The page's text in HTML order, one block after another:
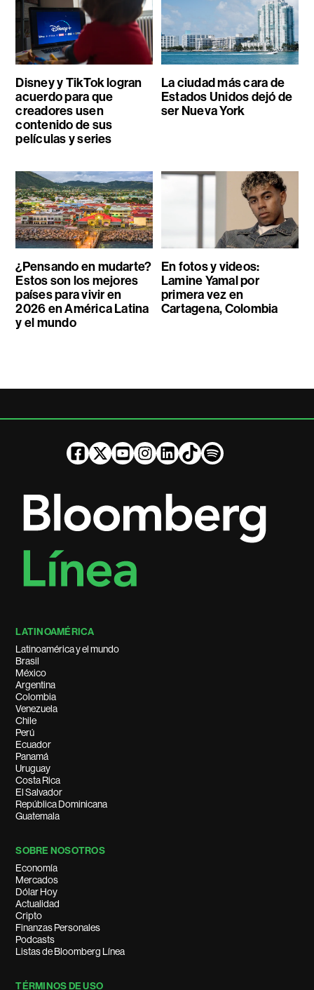
Disney y TikTok logran
acuerdo para que
creadores usen
contenido de sus
películas y series
La ciudad más cara de
Estados Unidos dejó de
ser Nueva York
¿Pensando en mudarte?
Estos son los mejores
países para vivir en
2026 en América Latina
y el mundo
En fotos y videos:
Lamine Yamal por
primera vez en
Cartagena, Colombia
LATINOAMÉRICA
Latinoamérica y el mundo
Brasil
México
Argentina
Colombia
Venezuela
Chile
Perú
Ecuador
Panamá
Uruguay
Costa Rica
El Salvador
República Dominicana
Guatemala
SOBRE NOSOTROS
Economía
Mercados
Dólar Hoy
Actualidad
Cripto
Finanzas Personales
Podcasts
Listas de Bloomberg Línea
TÉRMINOS DE USO